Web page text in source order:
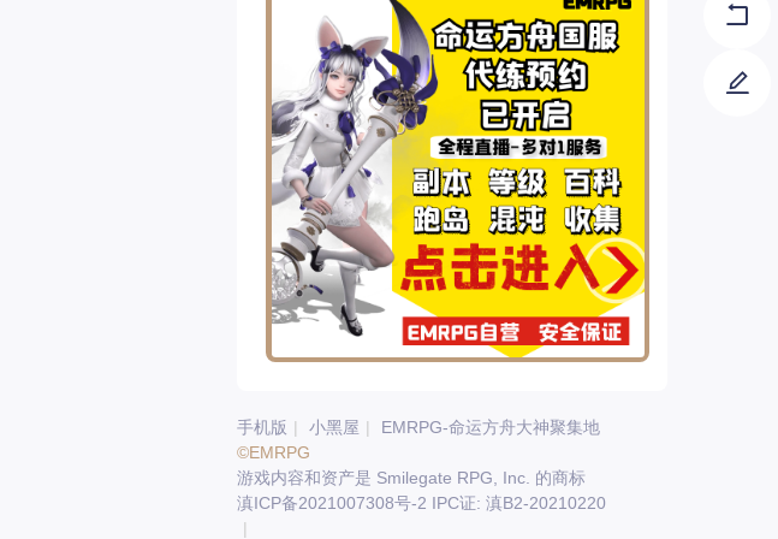
手机版 | 小黑屋 |
EMRPG-命运方舟大神聚集地
©EMRPG
游戏内容和资产是 Smilegate RPG, Inc. 的商标
滇ICP备2021007308号-2 IPC证: 滇B2-20210220
|